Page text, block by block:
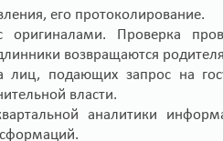
его протоколирование.
оригиналами. Проверка
возвращаются
лиц, подающих запрос на
власти.
аналитики